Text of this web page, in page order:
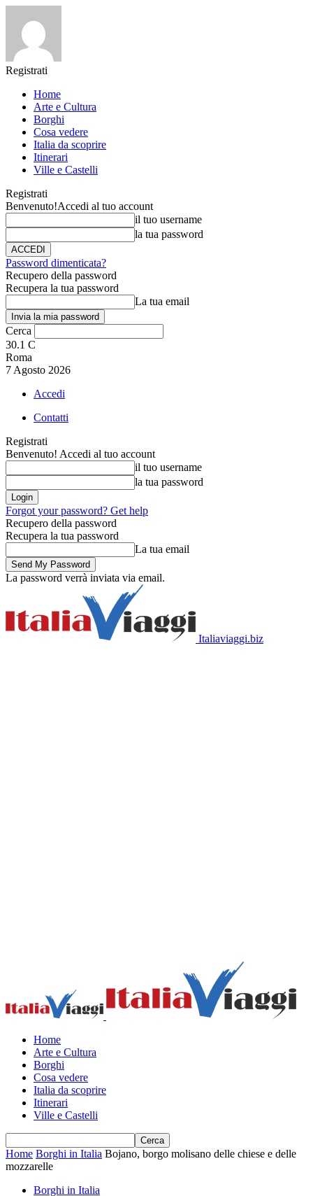
Registrati
Home
Arte e Cultura
Borghi
Cosa vedere
Italia da scoprire
Itinerari
Ville e Castelli
Registrati
Benvenuto!Accedi al tuo account
il tuo username
la tua password
Password dimenticata?
Recupero della password
Recupera la tua password
La tua email
Cerca
30.1 C
Roma
7 Agosto 2026
Accedi
Contatti
Registrati
Benvenuto! Accedi al tuo account
il tuo username
la tua password
Forgot your password? Get help
Recupero della password
Recupera la tua password
La tua email
La password verrà inviata via email.
Italiaviaggi.biz
Home
Arte e Cultura
Borghi
Cosa vedere
Italia da scoprire
Itinerari
Ville e Castelli
Home Borghi in Italia Bojano, borgo molisano delle chiese e delle
mozzarelle
Borghi in Italia